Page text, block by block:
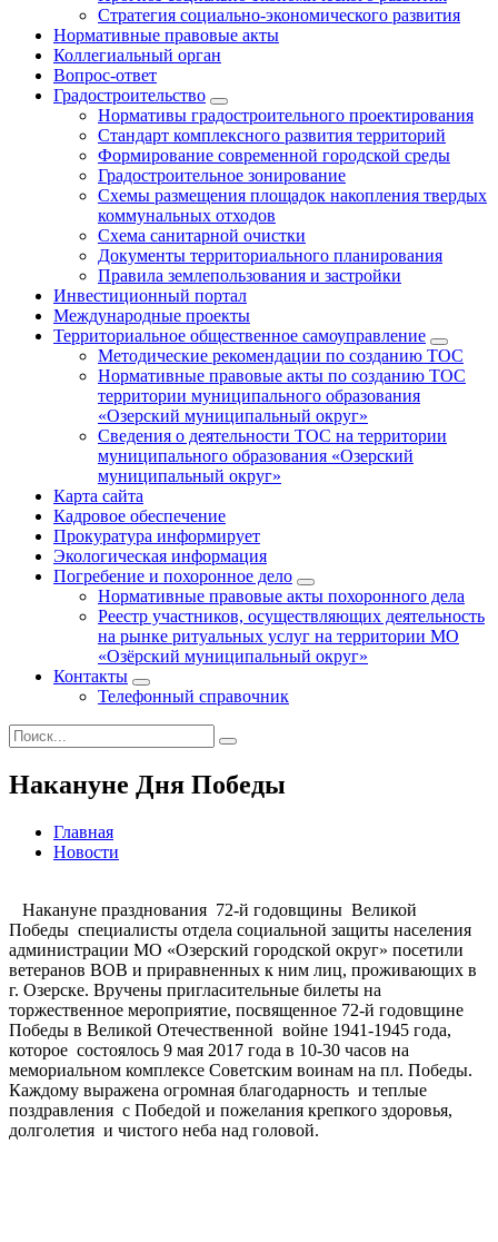
Стратегия социально-экономического развития
Нормативные правовые акты
Коллегиальный орган
Вопрос-ответ
Градостроительство
Нормативы градостроительного проектирования
Стандарт комплексного развития территорий
Формирование современной городской среды
Градостроительное зонирование
Схемы размещения площадок накопления твердых
коммунальных отходов
Схема санитарной очистки
Документы территориального планирования
Правила землепользования и застройки
Инвестиционный портал
Международные проекты
Территориальное общественное самоуправление
Методические рекомендации по созданию ТОС
Нормативные правовые акты по созданию ТОС
территории муниципального образования
«Озерский муниципальный округ»
Сведения о деятельности ТОС на территории
муниципального образования «Озерский
муниципальный округ»
Карта сайта
Кадровое обеспечение
Прокуратура информирует
Экологическая информация
Погребение и похоронное дело
Нормативные правовые акты похоронного дела
Реестр участников, осуществляющих деятельность
на рынке ритуальных услуг на территории МО
«Озёрский муниципальный округ»
Контакты
Телефонный справочник
Накануне Дня Победы
Главная
Новости
Накануне празднования 72-й годовщины Великой
Победы специалисты отдела социальной защиты населения
администрации МО «Озерский городской округ» посетили
ветеранов ВОВ и приравненных к ним лиц, проживающих в
г. Озерске. Вручены пригласительные билеты на
торжественное мероприятие, посвященное 72-й годовщине
Победы в Великой Отечественной войне 1941-1945 года,
которое состоялось 9 мая 2017 года в 10-30 часов на
мемориальном комплексе Советским воинам на пл. Победы.
Каждому выражена огромная благодарность и теплые
поздравления с Победой и пожелания крепкого здоровья,
долголетия и чистого неба над головой.